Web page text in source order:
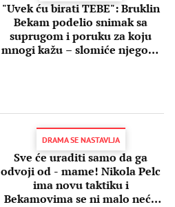
"Uvek ću birati TEBE": Bruklin
Bekam podelio snimak sa
suprugom i poruku za koju
mnogi kažu – slomiće njegove
DRAMA SE NASTAVLJA
Sve će uraditi samo da ga
odvoji od - mame! Nikola Pelc
ima novu taktiku i
Bekamovima se ni malo neće